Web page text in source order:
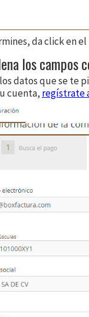
da click en
los campos
datos que se te
cuenta, regístrate